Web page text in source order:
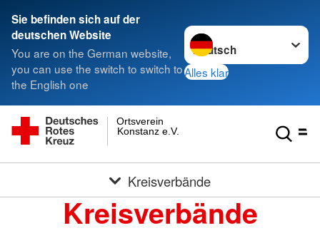
Sie befinden sich auf der
deutschen Website
You are on the German website,
you can use the switch to switch to
the English one
Sprache wechseln zu
Alles klar
Konstanz e.V.
Ortsverein
Kreisverbände
Kreisverbände